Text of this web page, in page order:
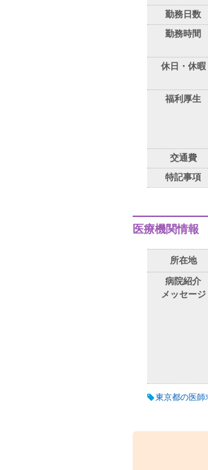
勤務日数
勤務時間
休日・休暇
福利厚生
交通費
特記事項
医療機関情報
所在地
病院紹介
メッセージ
東京都の医師